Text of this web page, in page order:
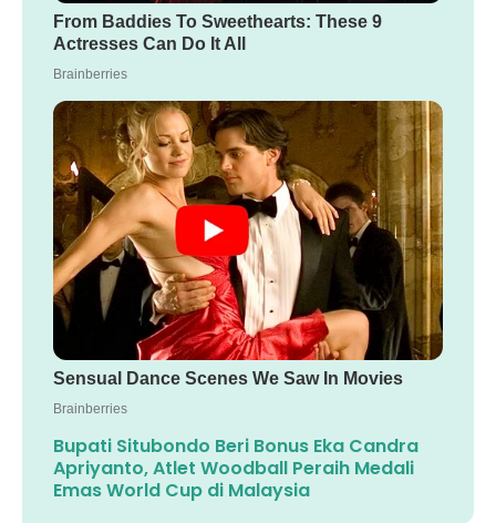
Bupati Situbondo Beri Bonus Eka Candra
Apriyanto, Atlet Woodball Peraih Medali
Emas World Cup di Malaysia